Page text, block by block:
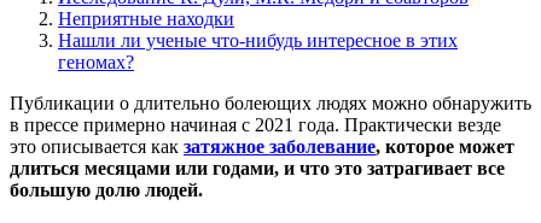
Неприятные находки
Нашли ли ученые что-нибудь интересное в этих
геномах?
Публикации о длительно болеющих людях можно обнаружить
в прессе примерно начиная с 2021 года. Практически везде
это описывается как затяжное заболевание, которое может
длиться месяцами или годами, и что это затрагивает все
большую долю людей.